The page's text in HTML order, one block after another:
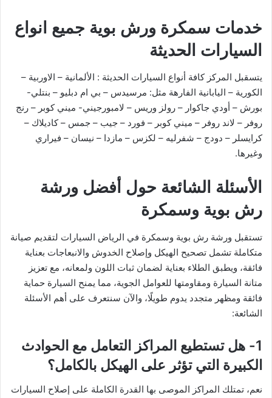
خدمات سمكرة ورش بوية جميع انواع
السيارات الحديثة
يتسقبل المركز كافة أنواع السيارات الحديثة : الألمانية – الاوربية –
الكورية – اليابانية الفارهة مثل: مرسيدس – بي ام دبليو – بنتلي-
بورش – أودي جاكوار – رولز وريس – لامبورجيني- ميني كوبر – رنج
روفر – لاند روفر – ميني كوبر – فورد – جيب – جمس – كاديلاك –
كرايسلر – دودج – شفرليه – لكزس – مازدا – نيسان – فيراري
وغيرها.
الأسئلة الشائعة حول أفضل ورشة
رش بوية وسمكرة
تستقبل ورشة رش بوية وسمكرة في الرياض السيارات لتقديم صيانة
متكاملة تشمل تصحيح الهيكل وإصلاح الخدوش والانبعاجات بعناية
فائقة، ويطبق الطلاء بعناية لضمان ثبات اللون ولمعانه، مع تعزيز
متانة السيارة ومقاومتها للعوامل الجوية، مما يمنح السيارة حماية
فائقة ومظهر متجدد يدوم طويلًا، والآن سنتعرف على أهم الأسئلة
الشائعة:
1- هل تستطيع المراكز التعامل مع الحوادث
الكبيرة التي تؤثر على الهيكل بالكامل؟
نعم، تمتلك المراكز الموصى بها القدرة الكاملة على إصلاح السيارات